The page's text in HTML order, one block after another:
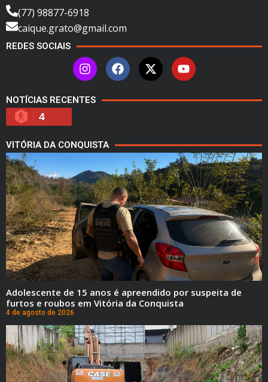
(77) 98877-6918
caique.grato@gmail.com
REDES SOCIAIS
NOTÍCIAS RECENTES
4
VITÓRIA DA CONQUISTA
Adolescente de 15 anos é apreendido por suspeita de
furtos e roubos em Vitória da Conquista
4 de agosto de 2026